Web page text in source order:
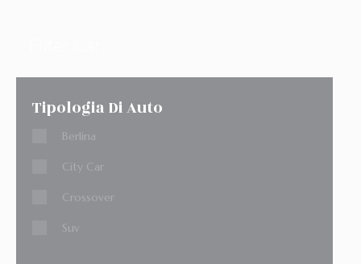
Tipologia Di Auto
Berlina
City Car
Crossover
Suv